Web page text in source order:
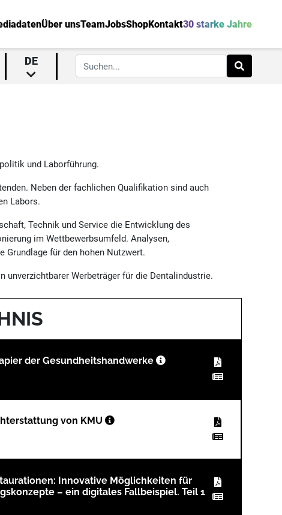
Über unsTeamJobsShopKontakt30 starke Jahre
DE
und Laborführung.
Neben der fachlichen Qualifikation sind auch
Labors.
Technik und Service die Entwicklung des
im Wettbewerbsumfeld. Analysen,
für den hohen Nutzwert.
Werbeträger für die Dentalindustrie.
der Gesundheitshandwerke
von KMU
Innovative Möglichkeiten für
– ein digitales Fallbeispiel. Teil 1